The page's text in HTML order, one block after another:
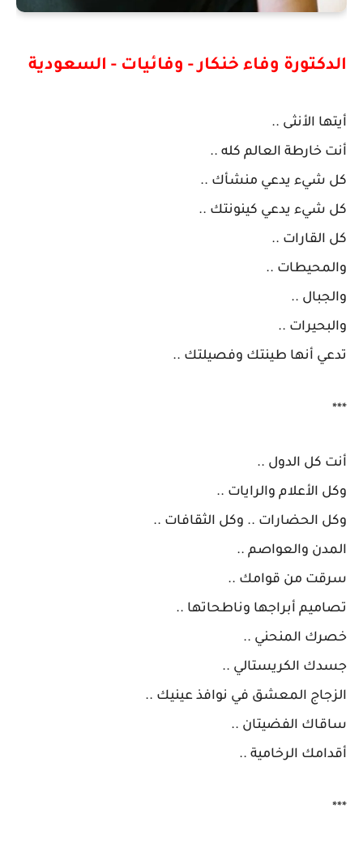
الدكتورة وفاء خنكار - وفائيات - السعودية
أيتها الأنثى ..
أنت خارطة العالم كله ..
كل شيء يدعي منشأك ..
كل شيء يدعي كينونتك ..
كل القارات ..
والمحيطات ..
والجبال ..
والبحيرات ..
تدعي أنها طينتك وفصيلتك ..
***
أنت كل الدول ..
وكل الأعلام والرايات ..
وكل الحضارات .. وكل الثقافات ..
المدن والعواصم ..
سرقت من قوامك ..
تصاميم أبراجها وناطحاتها ..
خصرك المنحني ..
جسدك الكريستالي ..
الزجاج المعشق في نوافذ عينيك ..
ساقاك الفضيتان ..
أقدامك الرخامية ..
***